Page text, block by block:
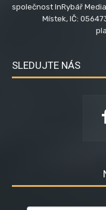
společnost InRybář
Místek, IČ:
SLEDUJTE NÁS